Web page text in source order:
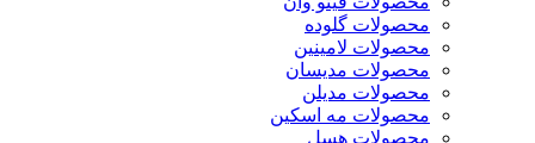
محصولات گلوده
محصولات لامینین
محصولات مدیسان
محصولات مدیلن
محصولات مه اسکین
محصولات هسل